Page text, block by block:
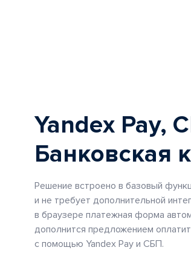
Yandex Pay,
Банковская
Решение встроено в базовый
и не требует дополнительной
в браузере платежная форма
дополнится предложением
с помощью Yandex Pay и СБП.